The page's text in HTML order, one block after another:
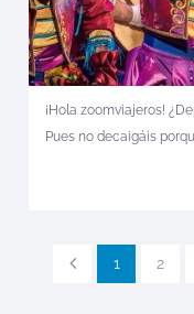
¡Hola zoomviajeros!
Pues no decaigáis
1 2